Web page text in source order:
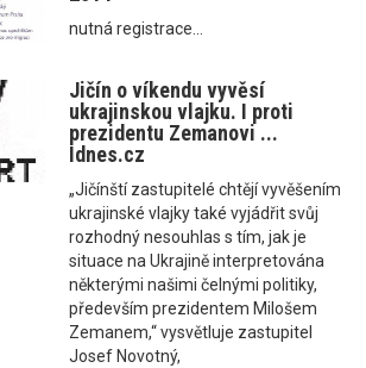
nutná registrace...
Jičín o víkendu vyvěsí
ukrajinskou vlajku. I proti
prezidentu Zemanovi ...
Idnes.cz
„Jičínští zastupitelé chtějí vyvěšením
ukrajinské vlajky také vyjádřit svůj
rozhodný nesouhlas s tím, jak je
situace na Ukrajině interpretována
některými našimi čelnými politiky,
především prezidentem Milošem
Zemanem,“ vysvětluje zastupitel
Josef Novotný,